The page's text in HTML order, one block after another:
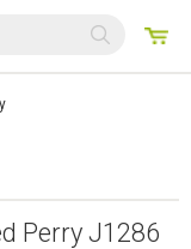
Perry J1286